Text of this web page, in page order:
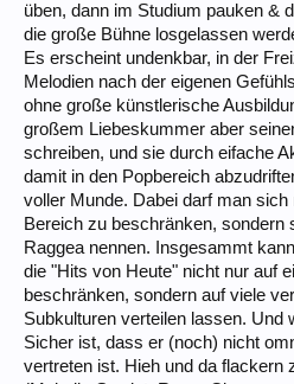
üben, dann im Studium pauken &
die große Bühne losgelassen
Es erscheint undenkbar, in der
Melodien nach der eigenen
ohne große künstlerische
großem Liebeskummer aber
schreiben, und sie durch eifache
damit in den Popbereich
voller Munde. Dabei darf man sich
Bereich zu beschränken, sondern
Raggea nennen. Insgesammt
die "Hits von Heute" nicht nur auf
beschränken, sondern auf viele
Subkulturen verteilen lassen. Und
Sicher ist, dass er (noch) nicht
vertreten ist. Hieh und da flackern